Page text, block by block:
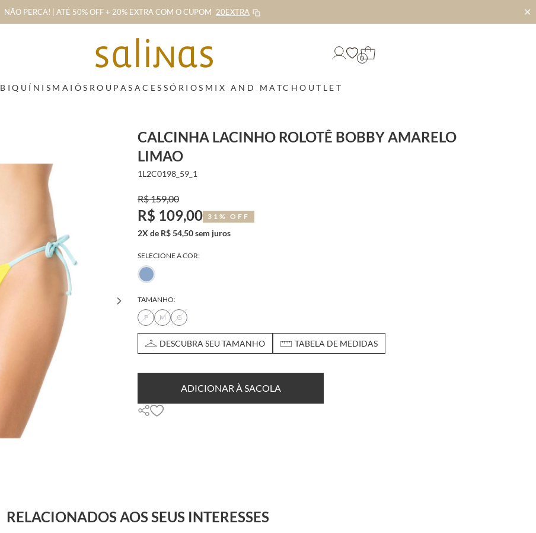
NÃO PERCA! | ATÉ 50% OFF + 20% EXTRA COM O CUPOM 20EXTRA ✕
0
BIQUÍNIS MAIÔS ROUPAS ACESSÓRIOS MIX AND MATCHOUTLET
CALCINHA LACINHO ROLOTÊ BOBBY AMARELO
LIMAO
1L2C0198_59_1
R$ 159,00
R$ 109,00 31% OFF
2X de R$ 54,50 sem juros
SELECIONE A COR:
TAMANHO:
P
M G
DESCUBRA SEU TAMANHO TABELA DE MEDIDAS
ADICIONAR À SACOLA
RELACIONADOS AOS SEUS INTERESSES